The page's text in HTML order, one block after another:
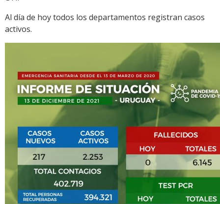
Al día de hoy todos los departamentos registran casos
activos.